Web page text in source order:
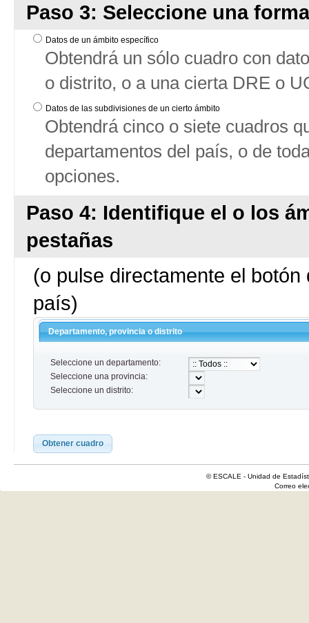
Paso 3: Seleccione una
Datos de un ámbito específico
Obtendrá un sólo cuadro con
o distrito, o a una cierta DRE o
Datos de las subdivisiones de un cierto ámbito
Obtendrá cinco o siete cuadros
departamentos del país, o de
opciones.
Paso 4: Identifique el o los
pestañas
(o pulse directamente el
país)
Departamento, provincia o distrito
Seleccione un departamento:
Seleccione una provincia:
Seleccione un distrito:
Obtener cuadro
© ESCALE - Unidad de
Correo